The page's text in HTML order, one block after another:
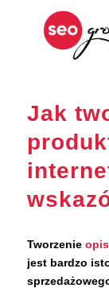
Jak
Tworzenie
jest bardzo